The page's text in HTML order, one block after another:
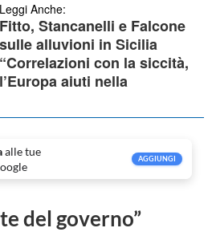
Leggi Anche:
Fitto, Stancanelli e Falcone
sulle alluvioni in Sicilia
“Correlazioni con la siccità,
l’Europa aiuti nella
alle tue
AGGIUNGI
del governo”